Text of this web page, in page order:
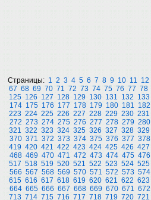
Страницы: 1 2 3 4 5 6 7 8 9 10 11 12
67 68 69 70 71 72 73 74 75 76 77 78
125 126 127 128 129 130 131 132 133
174 175 176 177 178 179 180 181 182
223 224 225 226 227 228 229 230 231
272 273 274 275 276 277 278 279 280
321 322 323 324 325 326 327 328 329
370 371 372 373 374 375 376 377 378
419 420 421 422 423 424 425 426 427
468 469 470 471 472 473 474 475 476
517 518 519 520 521 522 523 524 525
566 567 568 569 570 571 572 573 574
615 616 617 618 619 620 621 622 623
664 665 666 667 668 669 670 671 672
713 714 715 716 717 718 719 720 721